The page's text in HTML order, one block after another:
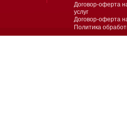
Договор-оферта
услуг
Договор-оферта
Политика